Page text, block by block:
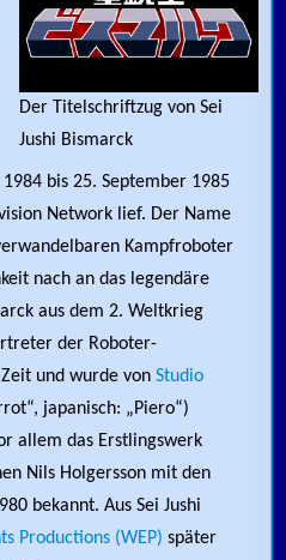
Der Titelschriftzug von Sei
Jushi Bismarck
bis 25. September 1985
Network lief. Der Name
Kampfroboter
nach an das legendäre
aus dem 2. Weltkrieg
der Roboter-
und wurde vonStudio
japanisch: „Piero“)
allem das Erstlingswerk
Nils Holgersson mit den
bekannt. Aus Sei Jushi
Productions (WEP) später